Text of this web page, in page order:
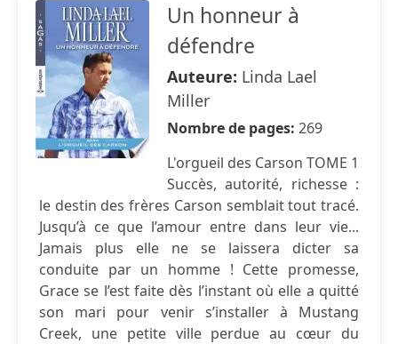
Un honneur à
défendre
Auteure: Linda Lael
Miller
Nombre de pages: 269
L'orgueil des Carson TOME 1
Succès, autorité, richesse :
le destin des frères Carson semblait tout tracé.
Jusqu’à ce que l’amour entre dans leur vie...
Jamais plus elle ne se laissera dicter sa
conduite par un homme ! Cette promesse,
Grace se l’est faite dès l’instant où elle a quitté
son mari pour venir s’installer à Mustang
Creek, une petite ville perdue au cœur du